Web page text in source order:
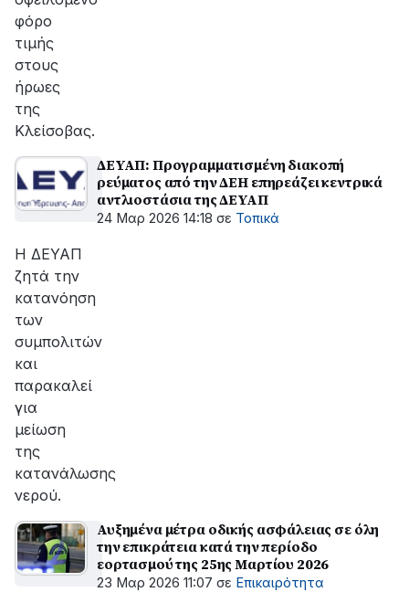
φόρο
τιμής
στους
ήρωες
της
Κλείσοβας.
ΔΕΥΑΠ: Προγραμματισμένη διακοπή
ρεύματος από την ΔΕΗ επηρεάζει κεντρικά
αντλιοστάσια της ΔΕΥΑΠ
24 Μαρ 2026 14:18 σε Τοπικά
Η ΔΕΥΑΠ
ζητά την
κατανόηση
των
συμπολιτών
και
παρακαλεί
για
μείωση
της
κατανάλωσης
νερού.
Αυξημένα μέτρα οδικής ασφάλειας σε όλη
την επικράτεια κατά την περίοδο
εορτασμού της 25ης Μαρτίου 2026
23 Μαρ 2026 11:07 σε Επικαιρότητα